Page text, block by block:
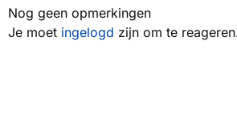
Nog geen opmerkingen
Je moet ingelogd zijn om te